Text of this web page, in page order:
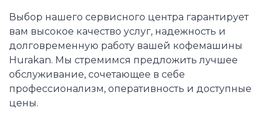
Выбор нашего сервисного центра гарантирует
вам высокое качество услуг, надежность и
долговременную работу вашей кофемашины
Hurakan. Мы стремимся предложить лучшее
обслуживание, сочетающее в себе
профессионализм, оперативность и доступные
цены.